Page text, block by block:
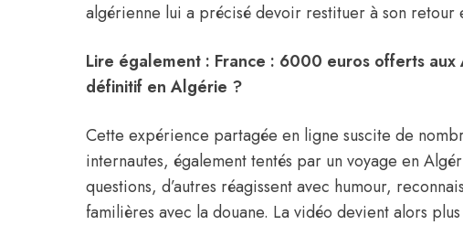
algérienne lui a précisé devoir restituer à son retour
Lire également : France : 6000 euros offerts
définitif en Algérie ?
Cette expérience partagée en ligne suscite de
internautes, également tentés par un voyage en
questions, d’autres réagissent avec humour,
familières avec la douane. La vidéo devient alors